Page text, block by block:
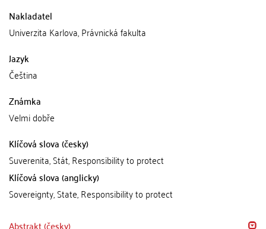
Nakladatel
Univerzita Karlova, Právnická fakulta
Jazyk
Čeština
Známka
Velmi dobře
Klíčová slova (česky)
Suverenita, Stát, Responsibility to protect
Klíčová slova (anglicky)
Sovereignty, State, Responsibility to protect
Abstrakt (česky)